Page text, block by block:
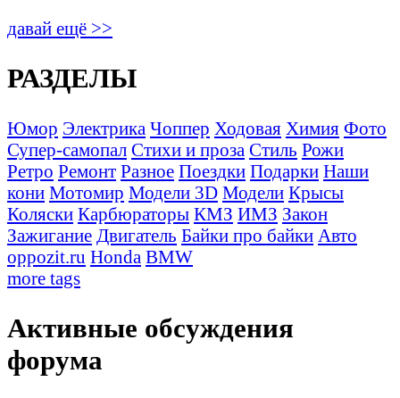
давай ещё >>
РАЗДЕЛЫ
Юмор Электрика Чоппер Ходовая Химия Фото
Супер-самопал Стихи и проза Стиль Рожи
Ретро Ремонт Разное Поездки Подарки Наши
кони Мотомир Модели 3D Модели Крысы
Коляски Карбюраторы КМЗ ИМЗ Закон
Зажигание Двигатель Байки про байки Авто
oppozit.ru Honda BMW
more tags
Активные обсуждения
форума